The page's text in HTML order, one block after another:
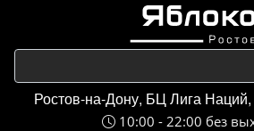
Ростов-на-Дону, БЦ Лига
10:00 - 22:00 без